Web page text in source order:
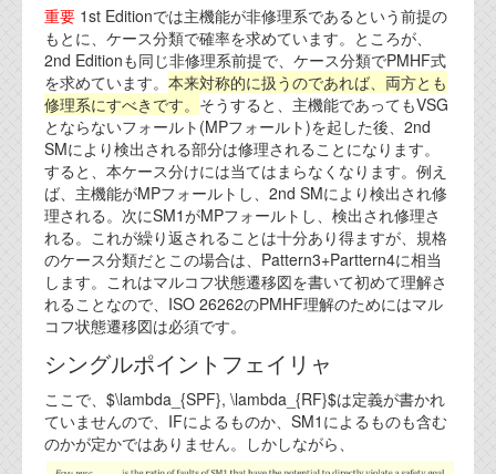
お問い合わせ
FAQ
お問い合わせフォーム
重要 1st Editionでは主機能が非修理系であるという前提の
もとに、ケース分類で確率を求めています。ところが、
2nd Editionも同じ非修理系前提で、ケース分類でPMHF式
を求めています。 本来対称的に扱うのであれば、両方とも
修理系にすべきです。 そうすると、主機能であってもVSG
とならないフォールト(MPフォールト)を起した後、2nd
SMにより検出される部分は修理されることになります。
すると、本ケース分けには当てはまらなくなります。例え
ば、主機能がMPフォールトし、2nd SMにより検出され修
理される。次にSM1がMPフォールトし、検出され修理さ
れる。これが繰り返されることは十分あり得ますが、規格
のケース分類だとこの場合は、Pattern3+Parttern4に相当
します。これはマルコフ状態遷移図を書いて初めて理解さ
れることなので、ISO 26262のPMHF理解のためにはマル
コフ状態遷移図は必須です。
シングルポイントフェイリャ
ここで、$\lambda_{SPF}, \lambda_{RF}$は定義が書かれ
ていませんので、IFによるものか、SM1によるものも含む
のかが定かではありません。しかしながら、